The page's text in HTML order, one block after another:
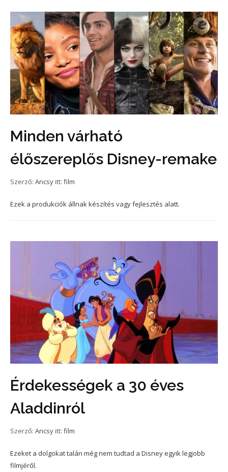
Minden várható
élőszereplős Disney-remake
Szerző: Ancsy itt: film
Ezek a produkciók állnak készítés vagy fejlesztés alatt.
Érdekességek a 30 éves
Aladdinról
Szerző: Ancsy itt: film
Ezeket a dolgokat talán még nem tudtad a Disney egyik legjobb
filmjéről.